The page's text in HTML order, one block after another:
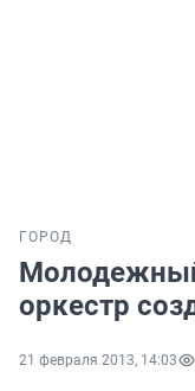
ГОРОД
оркестр
21 февраля 2013, 14:03